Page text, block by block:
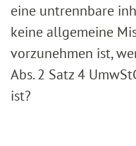
eine untrennbare
keine allgemeine
vorzunehmen ist,
Abs. 2 Satz 4
ist?